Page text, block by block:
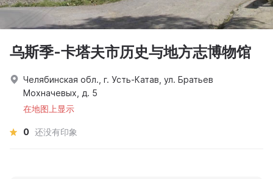
乌斯季-卡塔夫市历史与地方志博物馆
Челябинская обл., г. Усть-Катав, ул. Братьев
Мохначевых, д. 5
在地图上显示
0 还没有印象